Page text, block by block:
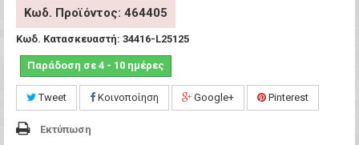
Κωδ. Προϊόντος: 464405
Κωδ. Κατασκευαστή: 34416-L25125
Παράδοση σε 4 - 10 ημέρες
Tweet Κοινοποίηση Google+ Pinterest
Εκτύπωση